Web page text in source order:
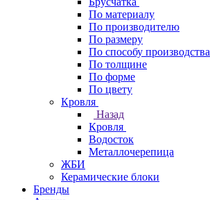
По материалу
По производителю
По размеру
По способу производства
По толщине
По форме
По цвету
Кровля
Назад
Кровля
Водосток
Металлочерепица
ЖБИ
Керамические блоки
Бренды